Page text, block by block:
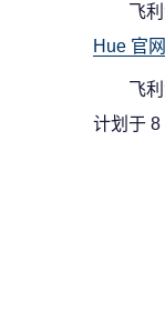
飞
Hue 官
飞
计划于 8